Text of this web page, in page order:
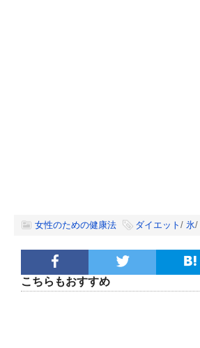
女性のための健康法 ダイエット / 氷/
こちらもおすすめ